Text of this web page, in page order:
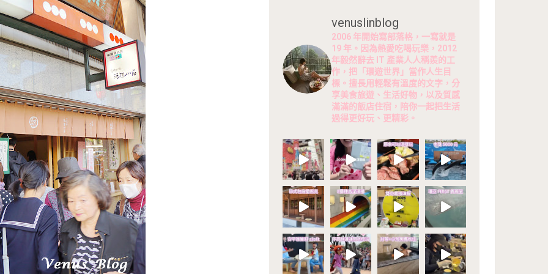
venuslinblog
2006 年開始寫部落格，一寫就是
19 年。因為熱愛吃喝玩樂，2012
年毅然辭去 IT 產業人人稱羨的工
作，把「環遊世界」當作人生目
標。擅長用輕鬆有溫度的文字，分
享美食旅遊、生活好物，以及質感
滿滿的飯店住宿，陪你一起把生活
過得更好玩、更精彩。